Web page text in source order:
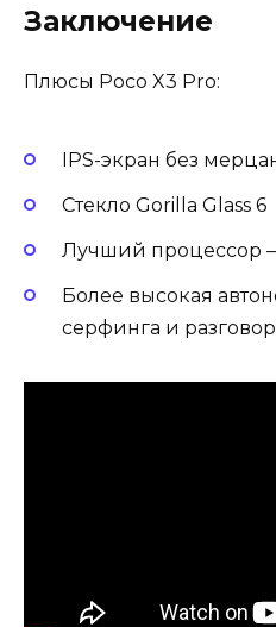
Заключение
Плюсы Poco X3 Pro:
IPS-экран без
Стекло Gorilla Glass 6
Лучший процессор
Более высокая
серфинга и